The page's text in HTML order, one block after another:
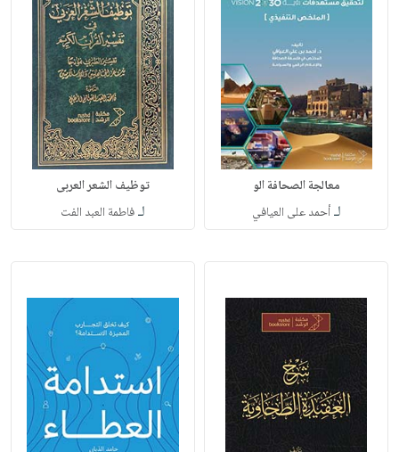
معالجة الصحافة الو
لـأحمد على العيافي
توظيف الشعر العربى
لـفاطمة العبد الفت